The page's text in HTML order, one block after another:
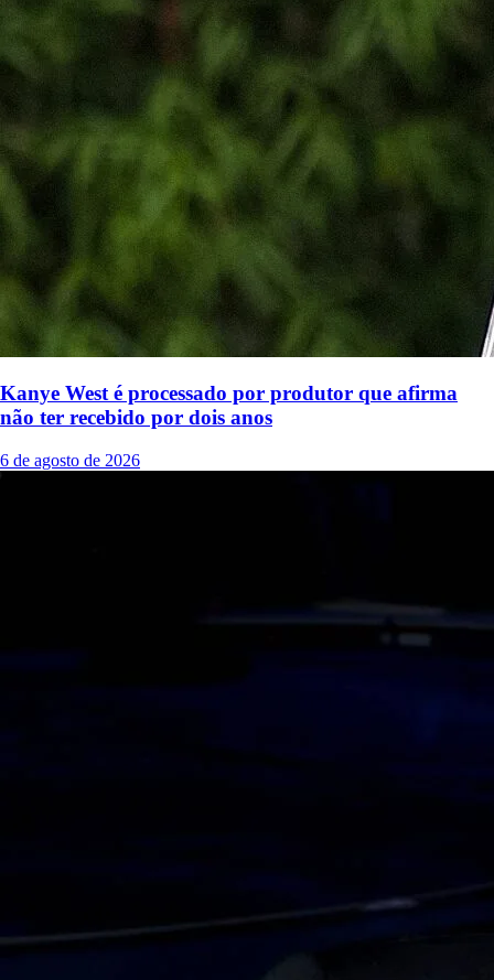
Kanye West é processado por produtor que afirma
não ter recebido por dois anos
6 de agosto de 2026